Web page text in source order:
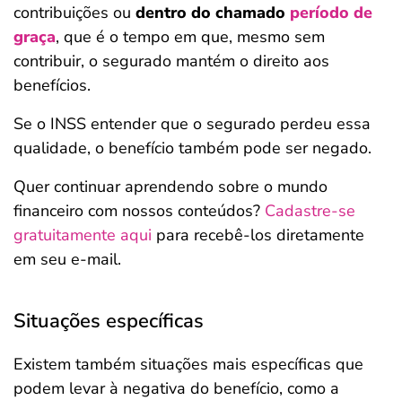
contribuições ou dentro do chamado período de
graça, que é o tempo em que, mesmo sem
contribuir, o segurado mantém o direito aos
benefícios.
Se o INSS entender que o segurado perdeu essa
qualidade, o benefício também pode ser negado.
Quer continuar aprendendo sobre o mundo
financeiro com nossos conteúdos? Cadastre-se
gratuitamente aqui para recebê-los diretamente
em seu e-mail.
Situações específicas
Existem também situações mais específicas que
podem levar à negativa do benefício, como a